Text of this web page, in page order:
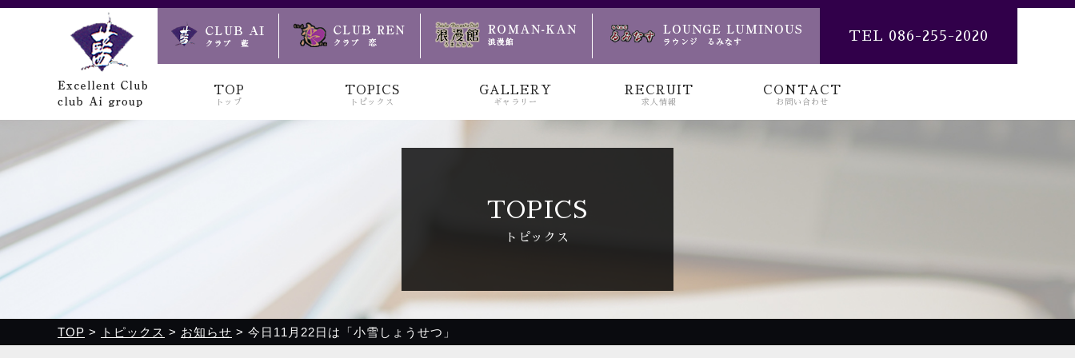
クラブ藍(あい)、クラブ恋(れん)、ルミナス、浪漫館で皆様のお越しをお待ちしております
TEL 086-255-2020
TOP
トップ
TOPICS
トピックス
GALLERY
ギャラリー
RECRUIT
求人情報
CONTACT
お問い合わせ
TOPICS
トピックス
TOP > トピックス > お知らせ > 今日11月22日は「小雪しょうせつ」